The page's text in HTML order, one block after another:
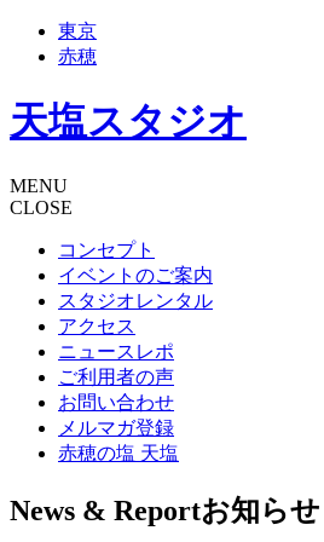
東京
赤穂
天塩スタジオ
MENU
CLOSE
コンセプト
イベントのご案内
スタジオレンタル
アクセス
ニュースレポ
ご利用者の声
お問い合わせ
メルマガ登録
赤穂の塩 天塩
News & Reportお知ら